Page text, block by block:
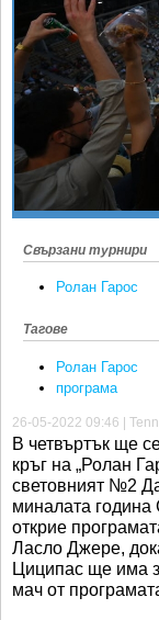
SOFIA OPEN
КЛУБОВЕ
БЛОГ
ВИДЕО
ЖЪЛТО
РАКЕТНИ
Ретро
Спорт&Фитнес
Други
Любители
Свързани турнири
Ролан Гарос
Тагове
Ролан Гарос
програма
26-05-2022 09:46 |
В четвъртък ще
кръг на „Ролан
световният №2
миналата
открие
Ласло Джере,
Циципас ще има
мач от